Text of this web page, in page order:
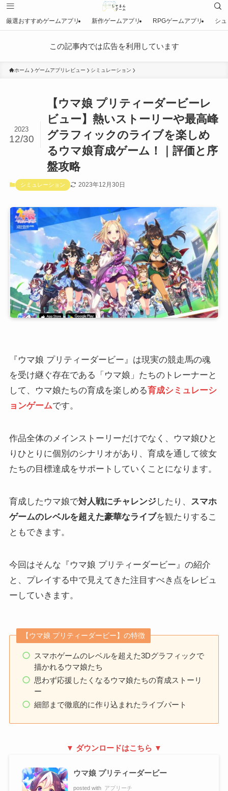
厳選おすすめゲームアプリ 新作ゲームアプリ RPGゲームアプリ シ
この記事内では広告を利用しています
ホーム ゲームアプリレビュー シミュレーション
【ウマ娘 プリティーダービーレ
ビュー】熱いストーリーや最高峰
グラフィックのライブを楽しめ
るウマ娘育成ゲーム！｜評価と序
盤攻略
2023
12/30
シミュレーション 2023年12月30日
『ウマ娘 プリティーダービー』は現実の競走馬の魂
を受け継ぐ存在である「ウマ娘」たちのトレーナーと
して、ウマ娘たちの育成を楽しめる育成シミュレーシ
ョンゲームです。
作品全体のメインストーリーだけでなく、ウマ娘ひと
りひとりに個別のシナリオがあり、育成を通して彼女
たちの目標達成をサポートしていくことになります。
育成したウマ娘で対人戦にチャレンジしたり、
スマホ
ゲームのレベルを超えた豪華なライブを観たりするこ
ともできます。
今回はそんな『ウマ娘 プリティーダービー』の紹介
と、プレイする中で見えてきた注目すべき点をレビュ
ーしていきます。
【ウマ娘 プリティーダービー】の特徴
スマホゲームのレベルを超えた3Dグラフィックで
描かれるウマ娘たち
思わず応援したくなるウマ娘たちの育成ストーリ
ー
細部まで徹底的に作り込まれたライブパート
▼ ダウンロードはこちら ▼
ウマ娘 プリティーダービー
posted with アプリーチ